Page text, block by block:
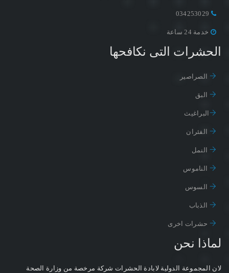
خدمة 24 ساعة
الحشرات التى نكافحها
الصراصير
البق
البراغيث
الفئران
النمل
الناموس
السوس
الذباب
حشرات اخرى
لماذا نحن
لان المجموعة الدولية لابادة الحشرات شركة مرخصة من وزارة الصحة